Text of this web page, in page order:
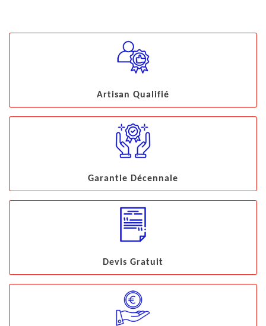
Artisan Qualifié
Garantie Décennale
Devis Gratuit